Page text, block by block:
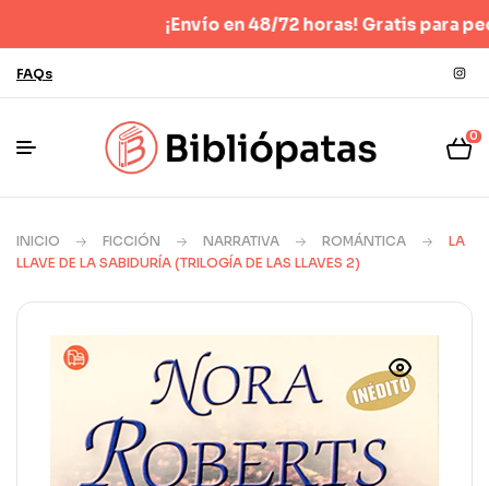
¡Envío en 48/72 horas! Gratis para
FAQs
0
INICIO FICCIÓN NARRATIVA ROMÁNTICA
LA
LLAVE DE LA SABIDURÍA (TRILOGÍA DE LAS LLAVES 2)